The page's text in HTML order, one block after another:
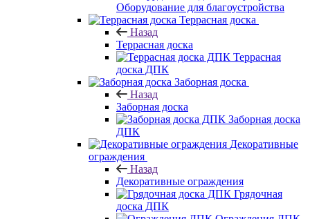
Оборудование для благоустройства
Террасная доска
Назад
Террасная доска
Террасная
доска ДПК
Заборная доска
Назад
Заборная доска
Заборная доска
ДПК
Декоративные
ограждения
Назад
Декоративные ограждения
Грядочная
доска ДПК